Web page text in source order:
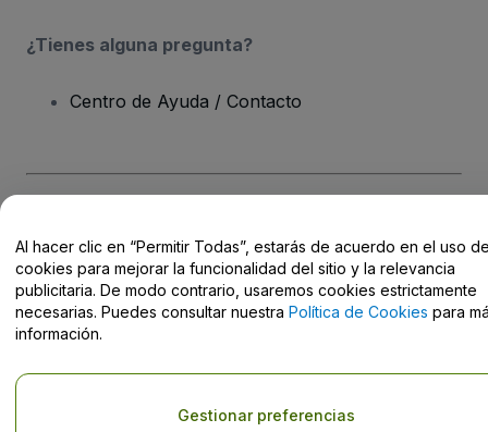
¿Tienes alguna pregunta?
Centro de Ayuda / Contacto
la Empresa
El uso de este sitio web constituye la aceptación de losTérminos y
Condiciones, de laPolítica de Privacidad , de laPolítica de Cookies
y de laPolítica de Privacidad para Móviles
No compartir mi información personal ni tus opciones de
Al hacer clic en “Permitir Todas”, estarás de acuerdo en el uso
cookies para mejorar la funcionalidad del sitio y la relevancia
publicitaria. De modo contrario, usaremos cookies estrictamente
necesarias. Puedes consultar nuestra Política de Cookies para
información.
Gestionar preferencias